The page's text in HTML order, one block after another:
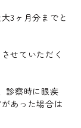
3ヶ月分までと
せていただく
診察時に眼疾
あった場合は